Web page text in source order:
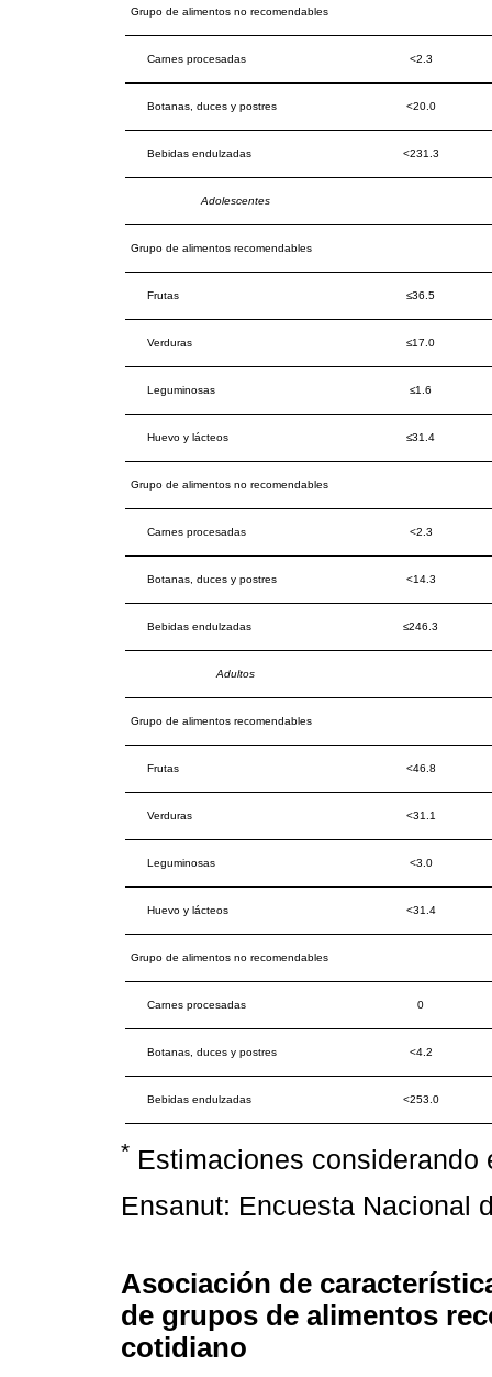
Grupo de alimentos no recomendables
Carnes procesadas <2.3
Botanas, duces y postres <20.0
Bebidas endulzadas <231.3
Adolescentes
Grupo de alimentos recomendables
Frutas ≤36.5
Verduras ≤17.0
Leguminosas ≤1.6
Huevo y lácteos ≤31.4
Grupo de alimentos no recomendables
Carnes procesadas <2.3
Botanas, duces y postres <14.3
Bebidas endulzadas ≤246.3
Adultos
Grupo de alimentos recomendables
Frutas <46.8
Verduras <31.1
Leguminosas <3.0
Huevo y lácteos <31.4
Grupo de alimentos no recomendables
Carnes procesadas 0
Botanas, duces y postres <4.2
Bebidas endulzadas <253.0
* Estimaciones
Ensanut: Encuesta Nacional
Asociación de
de grupos de alimentos
cotidiano